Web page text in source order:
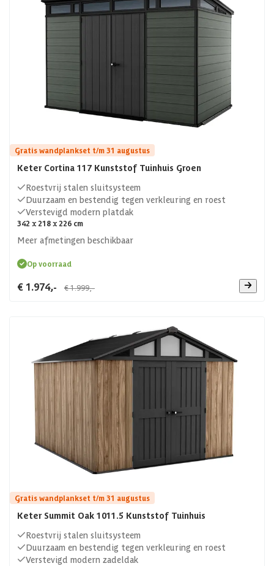
Gratis wandplankset t/m 31 augustus
Keter Cortina 117 Kunststof Tuinhuis Groen
Roestvrij stalen sluitsysteem
Duurzaam en bestendig tegen verkleuring en roest
Verstevigd modern platdak
342 x 218 x 226 cm
Meer afmetingen beschikbaar
Op voorraad
€ 1.974,- € 1.999,-
Gratis wandplankset t/m 31 augustus
Keter Summit Oak 1011.5 Kunststof Tuinhuis
Roestvrij stalen sluitsysteem
Duurzaam en bestendig tegen verkleuring en roest
Verstevigd modern zadeldak